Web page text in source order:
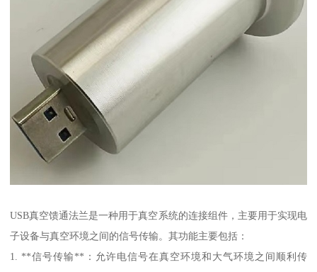
USB真空馈通法兰是一种用于真空系统的连接组件，主要用于实现电
子设备与真空环境之间的信号传输。其功能主要包括：
1. **信号传输**：允许电信号在真空环境和大气环境之间顺利传